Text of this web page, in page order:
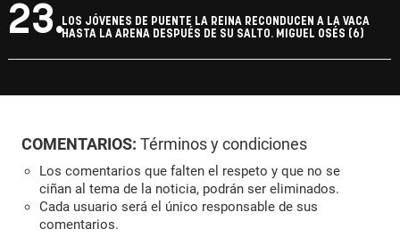
23.LOS JÓVENES DE PUENTE LA REINA RECONDUCEN A LA VACA
HASTA LA ARENA DESPUÉS DE SU SALTO. MIGUEL OSÉS (6)
COMENTARIOS: Términos y condiciones
Los comentarios que falten el respeto y que no se
ciñan al tema de la noticia, podrán ser eliminados.
Cada usuario será el único responsable de sus
comentarios.